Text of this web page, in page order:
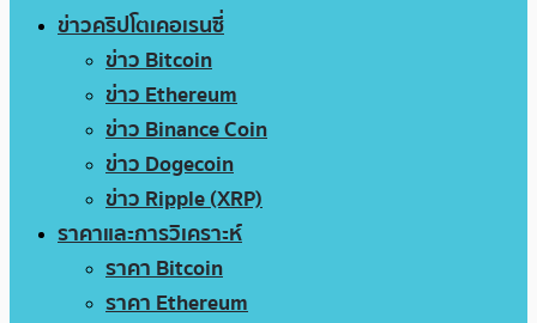
ข่าวคริปโตเคอเรนซี่
ข่าว Bitcoin
ข่าว Ethereum
ข่าว Binance Coin
ข่าว Dogecoin
ข่าว Ripple (XRP)
ราคาและการวิเคราะห์
ราคา Bitcoin
ราคา Ethereum